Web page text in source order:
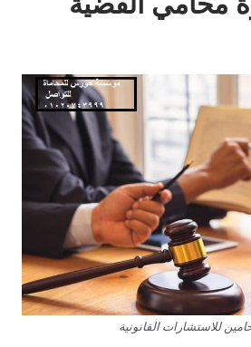
للاستشارات القانونية